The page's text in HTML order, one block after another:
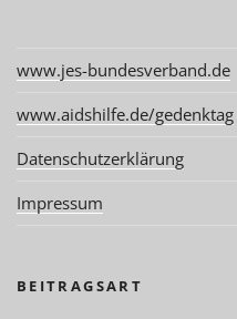
www.jes-bundesverband.de
www.aidshilfe.de/gedenktag
Datenschutzerklärung
Impressum
BEITRAGSART